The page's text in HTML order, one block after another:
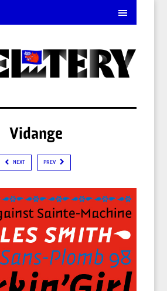
Vidange
NEXT PREV